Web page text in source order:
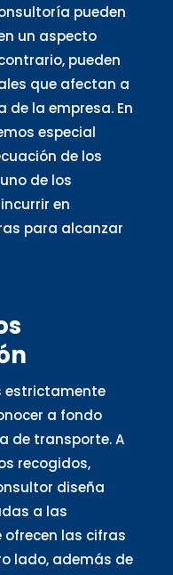
pueden
un aspecto
pueden
que afectan a
la empresa. En
especial
de los
de los
en
para alcanzar
estrictamente
a fondo
de transporte. A
recogidos,
diseña
a las
las cifras
lado, además de